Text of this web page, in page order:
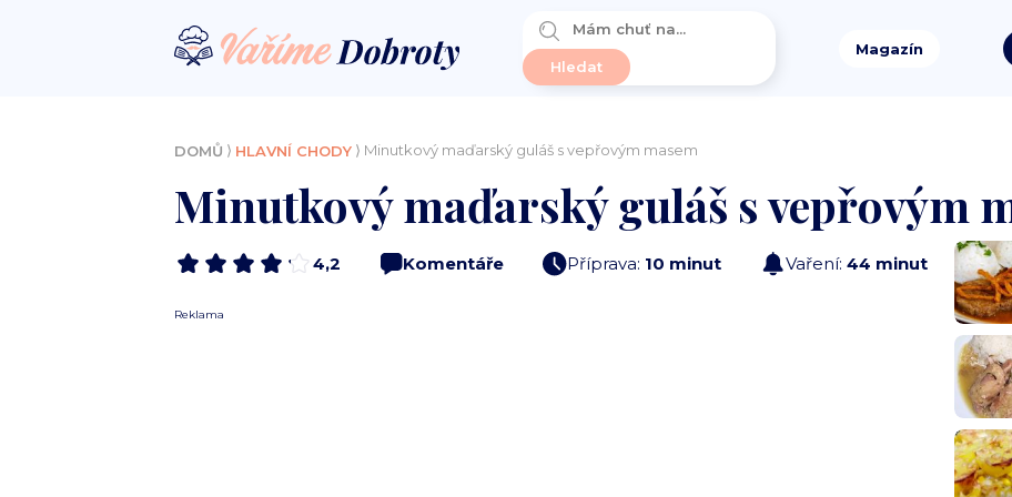
Magazín
DOMŮ ⟩ HLAVNÍ CHODY⟩ Minutkový maďarský guláš s vepřovým masem
Minutkový maďarský guláš s vepřovým
4,2 Komentáře Příprava: 10 minut Vaření: 44 minut
Reklama